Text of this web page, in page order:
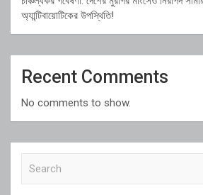
অ্যান্টিবায়োটিকের উপস্থিতি!
Recent Comments
No comments to show.